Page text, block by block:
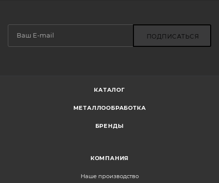
ПОДПИСАТЬСЯ
КАТАЛОГ
МЕТАЛЛООБРАБОТКА
БРЕНДЫ
КОМПАНИЯ
Наше производство